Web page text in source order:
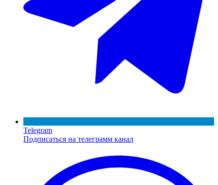
Telegram
Подписаться на телеграмм канал